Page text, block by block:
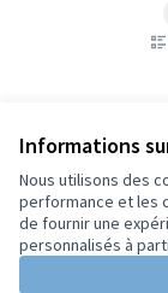
Informations
Nous utilisons des
performance et les
de fournir une
personnalisés à
Voir toutes les
Conditions
Paramètres des